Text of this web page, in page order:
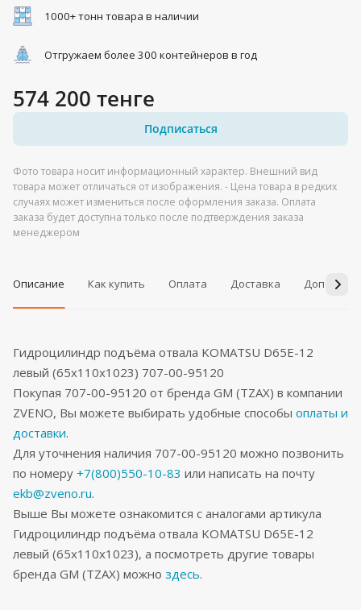
1000+ тонн товара в наличии
Отгружаем более 300 контейнеров в год
574 200 тенге
Подписаться
Фото товара носит информационный характер. Внешний вид
товара может отличаться от изображения. - Цена товара в редких
случаях может измениться после оформления заказа. Оплата
заказа будет доступна только после подтверждения заказа
менеджером
Описание Как купить Оплата Доставка
Гидроцилиндр подъёма отвала KOMATSU D65E-12
левый (65x110x1023) 707-00-95120
Покупая 707-00-95120 от бренда GM (TZAX) в компании
ZVENO, Вы можете выбирать удобные способы оплаты и
доставки.
Для уточнения наличия 707-00-95120 можно позвонить
по номеру +7(800)550-10-83 или написать на почту
ekb@zveno.ru.
Выше Вы можете ознакомится с аналогами артикула
Гидроцилиндр подъёма отвала KOMATSU D65E-12
левый (65x110x1023), а посмотреть другие товары
бренда GM (TZAX) можно здесь.